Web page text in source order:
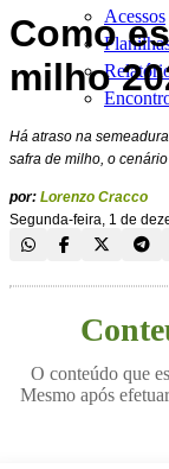
Acessos
Como
milho
Há atraso na
safra de milho, o
por: Lorenzo Cracco
Segunda-feira, 1 de
O conteúdo que
Mesmo após